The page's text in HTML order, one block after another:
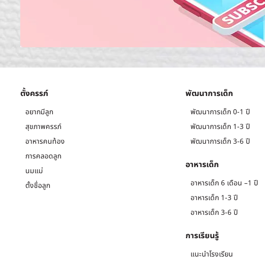
ตั้งครรภ์
อยากมีลูก
สุขภาพครรภ์
อาหารคนท้อง
การคลอดลูก
นมแม่
ตั้งชื่อลูก
พัฒนาการเด็ก
พัฒนาการเด็ก 0-1 ปี
พัฒนาการเด็ก 1-3 ปี
พัฒนาการเด็ก 3-6 ปี
อาหารเด็ก
อาหารเด็ก 6 เดือน –1 ปี
อาหารเด็ก 1-3 ปี
อาหารเด็ก 3-6 ปี
การเรียนรู้
แนะนำโรงเรียน